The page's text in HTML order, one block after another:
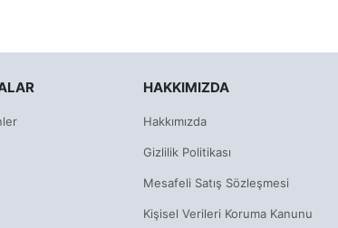
HAKKIMIZDA
Hakkımızda
Gizlilik Politikası
Mesafeli Satış Sözleşmesi
Kişisel Verileri Koruma Kanunu